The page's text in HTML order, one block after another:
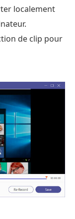
localement
de clip pour